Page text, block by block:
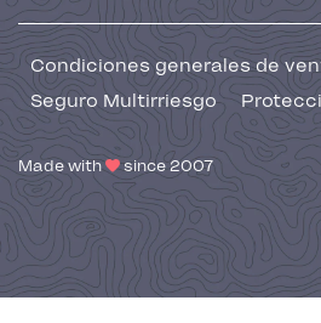
Condiciones generales de
Seguro Multirriesgo
Made with since 2007